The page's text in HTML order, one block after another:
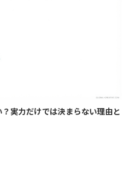
実力だけでは決まらない理由と